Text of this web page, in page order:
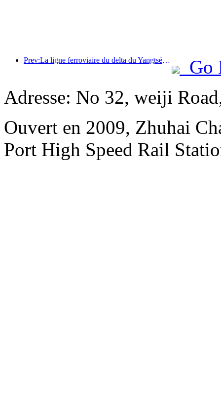
Prev:La ligne ferroviaire du delta du Yangtsé a transporté plus de 21,38 millions de passagers pendant les vacances du 1er mai.
Go
Adresse: No 32, weiji
Ouvert en 2009, Zhuhai
Port High Speed Rail